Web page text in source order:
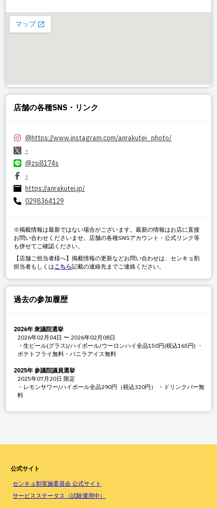
店舗の各種SNS・リンク
@https://www.instagram.com/anrakutei_photo/
-
@zsi8174s
-
https://anrakutei.jp/
0298364129
※掲載情報は最新ではない場合がございます。最新の情報はお店に直接
お問い合わせくださいませ。店舗の各種SNSアカウント・公式リンク等
も併せてご確認ください。
【店舗ご担当者様へ】掲載情報の更新などお問い合わせは、センキョ割
担当者もしくはこちら記載の連絡先までご連絡ください。
過去の参加履歴
2026年 衆議院選挙
2026年02月04日 〜 2026年02月08日
・生ビール(グラス)/ハイボール/ウーロンハイ全品150円(税込165円) ・
ポテトフライ無料・バニラアイス無料
2025年 参議院議員選挙
2025年07月20日 限定
・レモンサワー/ハイボール全品290円（税込320円） ・ドリンクバー無
料
公式サイト
センキョ割実施委員会 公式サイト
サービスステータス（試験運用中）